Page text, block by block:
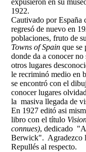
expusieron en su
1922.
Cautivado por España
regresó de nuevo en
poblaciones, fruto de
Towns of Spain que se
donde da a conocer
otros lugares
le recriminó medio en
se encontró con el
conocer lugares
la masiva llegada de
En 1927 editó asi
libro con el título
connues), dedicado
Berwick". Agradezco
Repullés al respecto.